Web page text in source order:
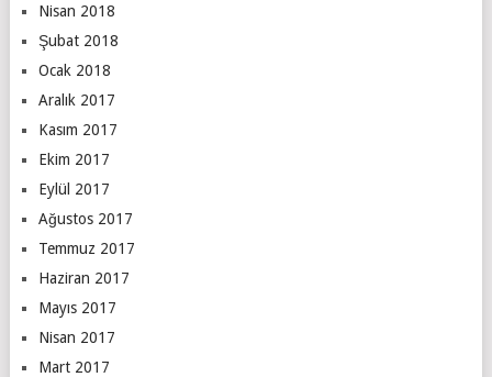
Nisan 2018
Şubat 2018
Ocak 2018
Aralık 2017
Kasım 2017
Ekim 2017
Eylül 2017
Ağustos 2017
Temmuz 2017
Haziran 2017
Mayıs 2017
Nisan 2017
Mart 2017